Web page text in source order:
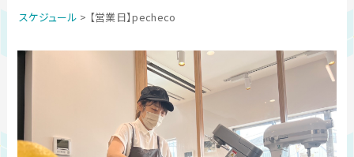
スケジュール > 【営業日】pecheco